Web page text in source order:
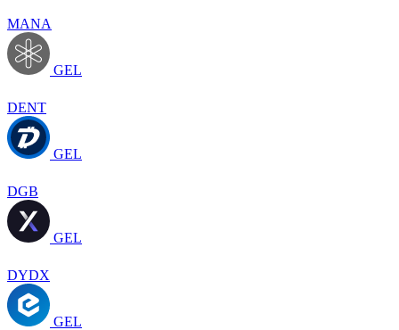
MANA
GEL
DENT
GEL
DGB
GEL
DYDX
GEL